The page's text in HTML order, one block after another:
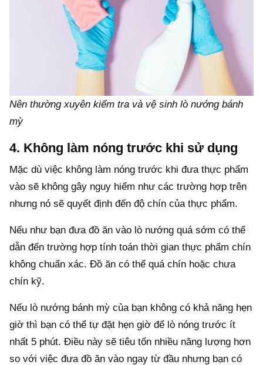
Nên thường xuyên kiểm tra và vệ sinh lò nướng bánh
mỳ
4. Không làm nóng trước khi sử dụng
Mặc dù việc không làm nóng trước khi đưa thực phẩm
vào sẽ không gây nguy hiểm như các trường hợp trên
nhưng nó sẽ quyết định đến độ chín của thực phẩm.
Nếu như bạn đưa đồ ăn vào lò nướng quá sớm có thể
dẫn đến trường hợp tính toán thời gian thực phẩm chín
không chuẩn xác. Đồ ăn có thể quá chín hoặc chưa
chín kỹ.
Nếu lò nướng bánh mỳ của bạn không có khả năng hẹn
giờ thì bạn có thể tự đặt hẹn giờ để lò nóng trước ít
nhất 5 phút. Điều này sẽ tiêu tốn nhiều năng lượng hơn
so với việc đưa đồ ăn vào ngay từ đầu nhưng bạn có